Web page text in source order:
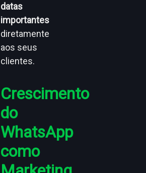
datas
importantes
diretamente
aos seus
clientes.
Crescimento
do
WhatsApp
como